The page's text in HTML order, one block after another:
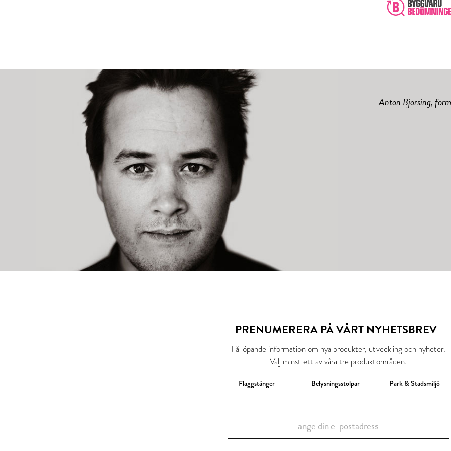
Anton Björsing,
PRENUMERERA PÅ VÅRT NYHETSBREV
Få löpande information om nya produkter, utveckling och nyheter.
Välj minst ett av våra tre produktområden.
Flaggstänger Belysningsstolpar Park & Stadsmiljö